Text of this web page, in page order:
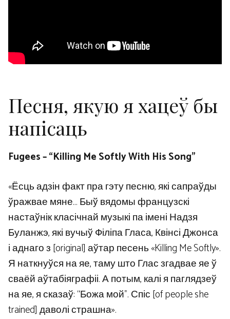
Песня, якую я хацеў бы
напісаць
Fugees – “Killing Me Softly With His Song”
«Ёсць адзін факт пра гэту песню, які сапраўды
ўражвае мяне… Быў вядомы французскі
настаўнік класічнай музыкі па імені Надзя
Буланжэ, які вучыў Філіпа Гласа, Квінсі Джонса
і аднаго з [original] аўтар песень «Killing Me Softly».
Я наткнуўся на яе, таму што Глас згадвае яе ў
сваёй аўтабіяграфіі. А потым, калі я паглядзеў
на яе, я сказаў: “Божа мой”. Спіс [of people she
trained] даволі страшна».